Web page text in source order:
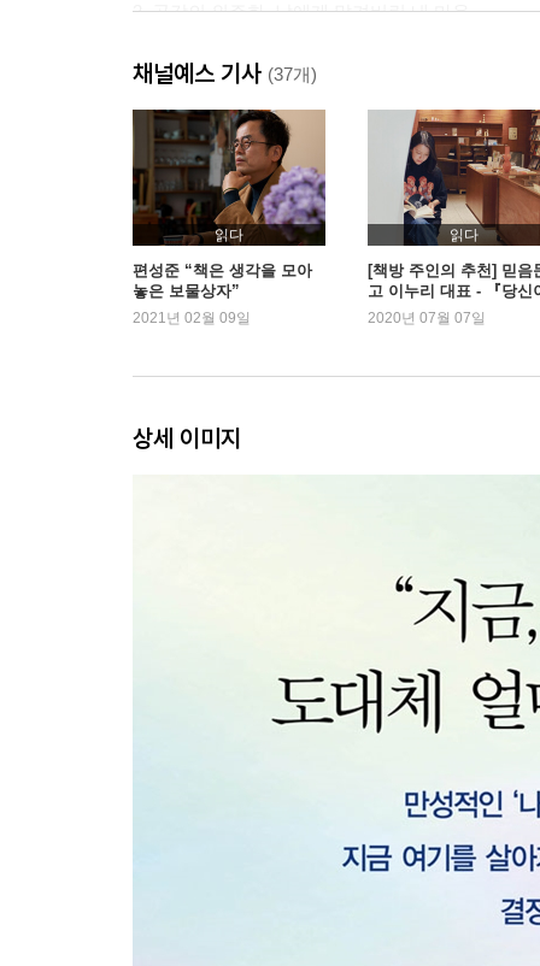
2. 공감의 외주화, 남에게 맡겨버린 내 마음
4. ‘나’가 희미해질수록 존재 증명을 위해 몸부림친
5. 사라져가는 ‘나’를 소생시키는 심리적 CPR
3장 공감_ 빠르고 정확하게 마음을 움직이는 힘
1. 사람을 살리는 결정적인 힘
2. 공감은 타고나는 것이 아니라 배우는 것
3. 공감의 과녁 1 세상사에서 그 자신으로 초점을
4. 공감의 과녁 2 칭찬이나 좋은 말 대잔치와는 다
8. 공감의 과녁 6 감정이 옳다고 행동까지 옳은 것
4. 갑을 관계에서도 을인 ‘나’를 드러낼 수 있나
5장 공감의 허들 넘기_ 진정한 치유를 가로막는 방
3. 충족되지 않은 사랑에 대한 욕구
채널예스 기사 (37개)
읽다
편성준 “책은 생각을 모아
놓은 보물상자”
2021년 02월 09일
읽다
[책방 주인의 추천] 믿음
고 이누리 대표 - 『당신
옳다』
2020년 07월 07일
상세 이미지